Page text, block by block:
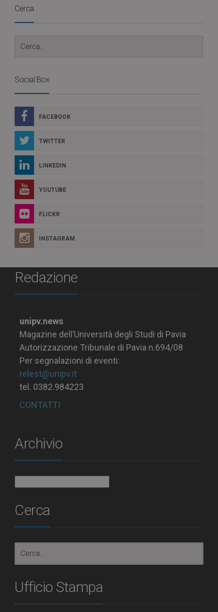
Cerca
Social Box
FACEBOOK
TWITTER
LINKEDIN
YOUTUBE
FLICKR
INSTAGRAM
Redazione
unipv.news
Magazine dell’Università degli Studi di Pavia
Autorizzazione Tribunale di Pavia n.694/08
Per segnalazioni di eventi:
relest@unipv.it
tel. 0382.984223
CONTATTI
Archivio
Cerca
Ufficio Stampa